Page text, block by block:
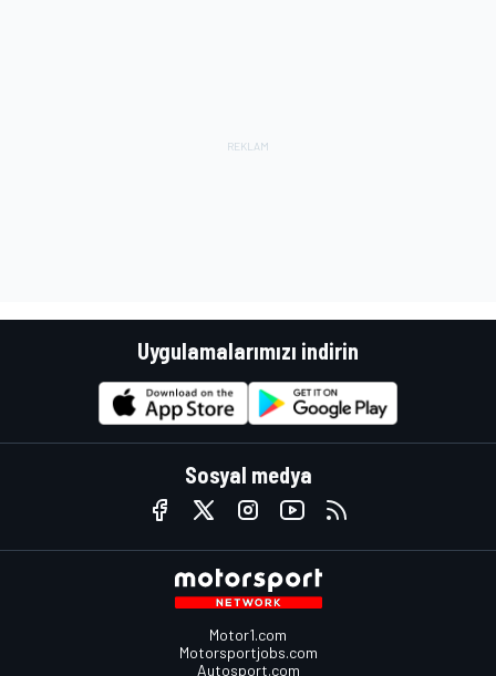
Uygulamalarımızı indirin
Sosyal medya
Motor1.com
Motorsportjobs.com
Autosport.com